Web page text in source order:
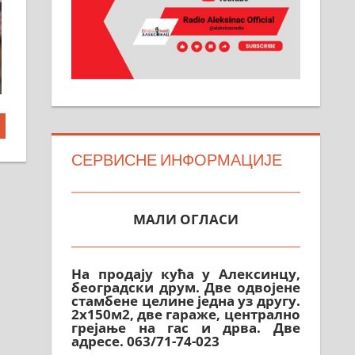
СЕРВИСНЕ ИНФОРМАЦИЈЕ
београдски друм. Две одвојене
стамбене целине једна уз другу.
2х150м2, две гараже, централно
грејање на гас и дрва. Две
адресе. 063/71-74-023